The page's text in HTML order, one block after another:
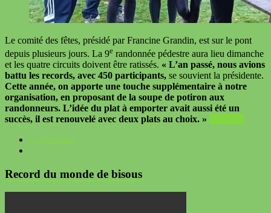
Le comité des fêtes, présidé par Francine Grandin, est sur le pont
depuis plusieurs jours. La 9e randonnée pédestre aura lieu dimanche
et les quatre circuits doivent être ratissés. « L’an passé, nous avions
battu les records, avec 450 participants, se souvient la présidente.
Cette année, on apporte une touche supplémentaire à notre
organisation, en proposant de la soupe de potiron aux
randonneurs. L’idée du plat à emporter avait aussi été un
succès, il est renouvelé avec deux plats au choix. »
← Previous
Record du monde de bisous